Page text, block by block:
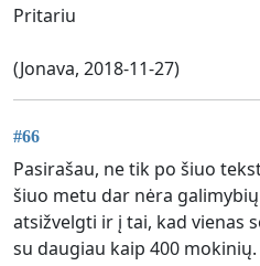
Pritariu
(Jonava, 2018-11-27)
#66
Pasirašau, ne tik po šiuo
šiuo metu dar nėra
atsižvelgti ir į tai, kad vienas
su daugiau kaip 400 mokinių.